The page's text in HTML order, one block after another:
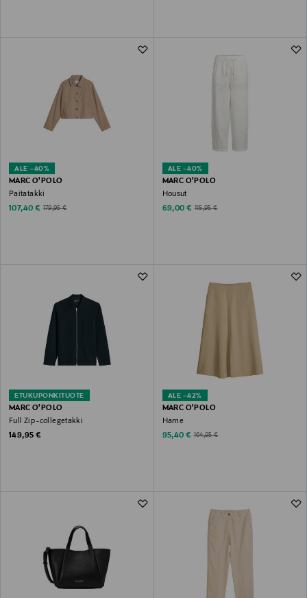
ALE –40%
MARC O'POLO
Paitatakki
Discounted Price
107,40 € Original Price
179,95 €
ALE –40%
MARC O'POLO
Housut
Discounted Price
69,00 € Original Price
115,95 €
ETUKUPONKITUOTE
MARC O'POLO
Full Zip -collegetakki
Original Price
149,95 €
ALE –42%
MARC O'POLO
Hame
Discounted Price
95,40 € Original Price
164,95 €